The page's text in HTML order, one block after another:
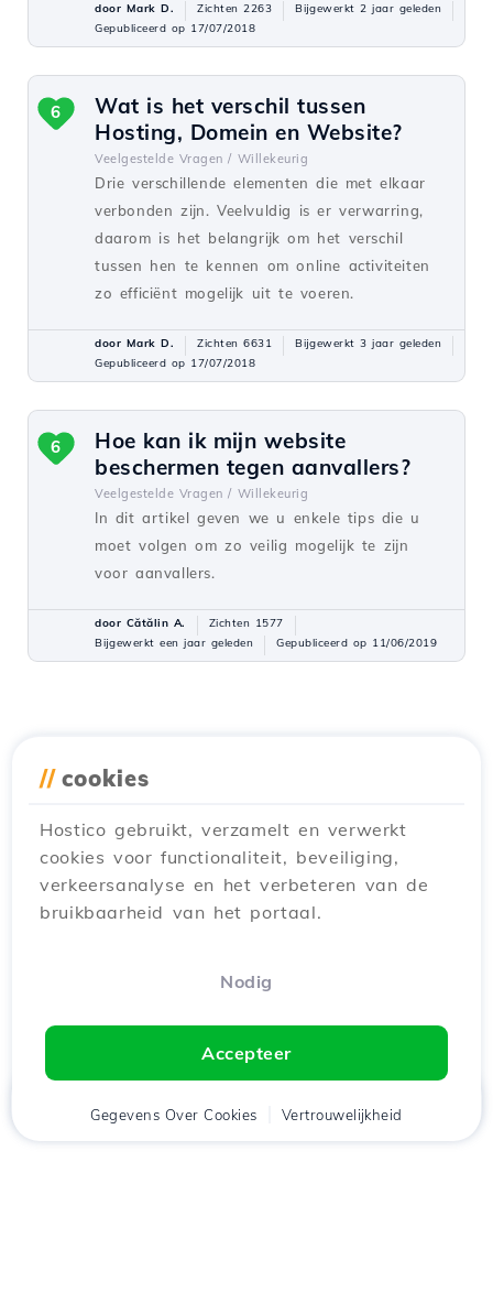
door Mark D. Zichten 2263
Bijgewerkt 2 jaar geleden
Gepubliceerd op 17/07/2018
Wat is het verschil tussen
Hosting, Domein en Website?
Veelgestelde Vragen / Willekeurig
Drie verschillende elementen die met elkaar
verbonden zijn. Veelvuldig is er verwarring,
daarom is het belangrijk om het verschil
tussen hen te kennen om online activiteiten
zo efficiënt mogelijk uit te voeren.
6
door Mark D. Zichten 6631
Bijgewerkt 3 jaar geleden
Gepubliceerd op 17/07/2018
Hoe kan ik mijn website
beschermen tegen aanvallers?
Veelgestelde Vragen / Willekeurig
In dit artikel geven we u enkele tips die u
moet volgen om zo veilig mogelijk te zijn
voor aanvallers.
6
door Cătălin A.
Zichten 1577
Bijgewerkt een jaar geleden
Gepubliceerd op 11/06/2019
// cookies
Hostico gebruikt, verzamelt en verwerkt
cookies voor functionaliteit, beveiliging,
verkeersanalyse en het verbeteren van de
bruikbaarheid van het portaal.
Nodig
Accepteer
Gegevens Over Cookies Vertrouwelijkheid
Cliënt
Winkelwagen
Chat